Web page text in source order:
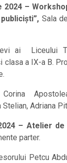
2024 –
Sala
ai Liceului
clasa a IX-a B.
Stelian, Adriana
– Atelier
parter.
Petcu